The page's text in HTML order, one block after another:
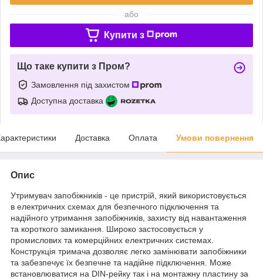
або
Купити з
Що таке купити з Пром?
Замовлення під захистом
Доступна доставка
Доставка Оплата Умови повернення
Опис
Утримувач запобіжників - це пристрій, який використовується
в електричних схемах для безпечного підключення та
надійного утримання запобіжників, захисту від навантаження
та короткого замикання. Широко застосовується у
промислових та комерційних електричних системах.
Конструкція тримача дозволяє легко замінювати запобіжники
та забезпечує їх безпечне та надійне підключення. Може
встановлюватися на DIN-рейку так і на монтажну пластину за